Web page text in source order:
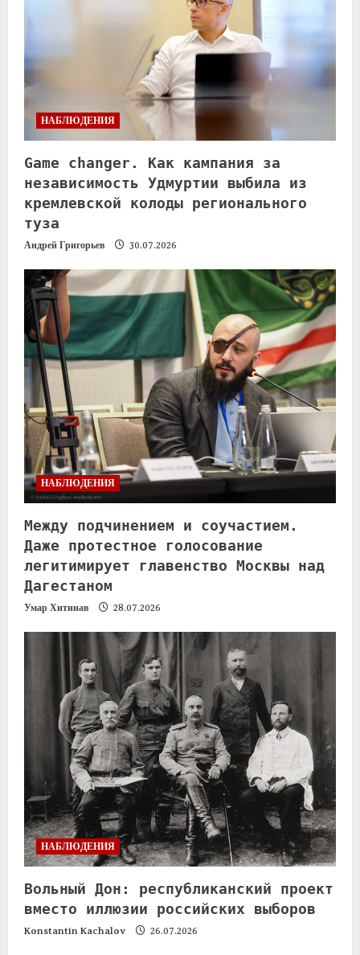
НАБЛЮДЕНИЯ
Game changer. Как кампания за
независимость Удмуртии выбила из
кремлевской колоды регионального
туза
Андрей Григорьев 30.07.2026
НАБЛЮДЕНИЯ
Между подчинением и соучастием.
Даже протестное голосование
легитимирует главенство Москвы над
Дагестаном
Умар Хитинав 28.07.2026
НАБЛЮДЕНИЯ
Вольный Дон: республиканский проект
вместо иллюзии российских выборов
Konstantin Kachalov 26.07.2026